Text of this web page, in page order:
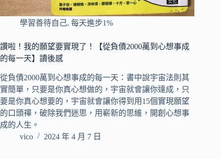
學習善待自己, 每天進步1%
讚啦！我的願望要實現了！【從負債2000萬到心想事成
的每一天】讀後感
從負債2000萬到心想事成的每一天：書中說宇宙法則其
實簡單，只要是你真心想做的，宇宙就會讓你達成，只
要是你真心想要的，宇宙就會讓你得到用15個實現願望
的口頭禪，破除我們迷思，用嶄新的思維，開創心想事
成的人生。
vico
2024 年 4 月 7 日